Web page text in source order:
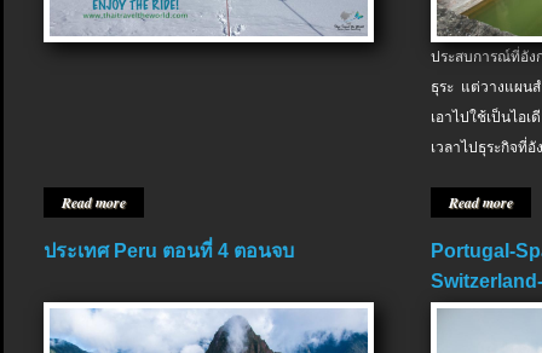
Read more
ประสบการณ์ที่อัง
ธุระ แต่วางแผน
เอาไปใช้เป็นไอ
เวลาไปธุระกิจที่อั
Read more
ประเทศ Peru ตอนที่ 4 ตอนจบ
Portugal-